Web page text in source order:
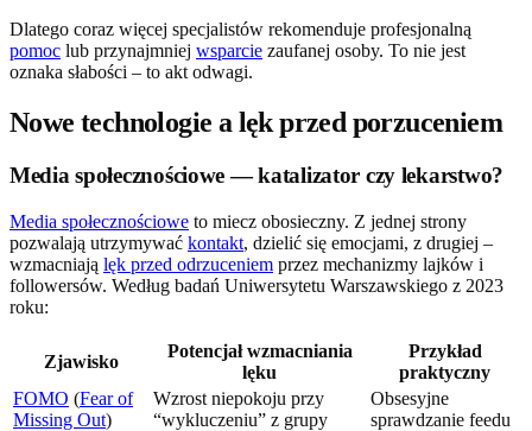
Dlatego coraz więcej specjalistów rekomenduje profesjonalną
pomoc lub przynajmniej wsparcie zaufanej osoby. To nie jest
oznaka słabości – to akt odwagi.
Nowe technologie a lęk przed porzuceniem
Media społecznościowe — katalizator czy lekarstwo?
Media społecznościowe to miecz obosieczny. Z jednej strony
pozwalają utrzymywać kontakt, dzielić się emocjami, z drugiej –
wzmacniają lęk przed odrzuceniem przez mechanizmy lajków i
followersów. Według badań Uniwersytetu Warszawskiego z 2023
roku:
Zjawisko
Potencjał wzmacniania
lęku
Przykład
praktyczny
FOMO (Fear of
Missing Out)
Wzrost niepokoju przy
“wykluczeniu” z grupy
Obsesyjne
sprawdzanie feedu